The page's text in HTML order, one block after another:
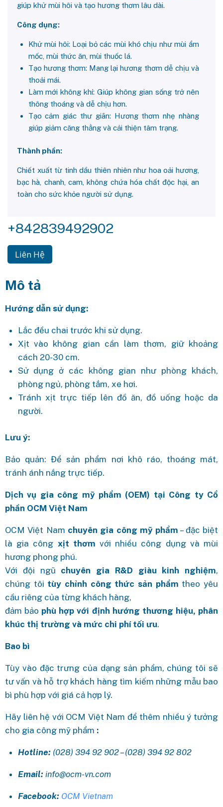
giúp khử mùi hôi và tạo hương thơm lâu dài.
Công dụng:
Khử mùi hôi: Loại bỏ các mùi khó chịu như mùi ẩm
mốc, mùi thức ăn, mùi thuốc lá.
Tạo hương thơm: Mang lại hương thơm dễ chịu và
thoải mái.
Làm mới không khí: Giúp không gian sống trở nên
thông thoáng và dễ chịu hơn.
Tạo cảm giác thư giãn: Hương thơm nhẹ nhàng
giúp giảm căng thẳng và cải thiện tâm trạng.
Thành phần:
Chiết xuất từ tinh dầu thiên nhiên như hoa oải hương,
bạc hà, chanh, cam, không chứa hóa chất độc hại, an
toàn cho sức khỏe người sử dụng.
+842839492902
Liên Hệ
Mô tả
Hướng dẫn sử dụng:
Lắc đều chai trước khi sử dụng.
Xịt vào không gian cần làm thơm, giữ khoảng
cách 20-30 cm.
Sử dụng ở các không gian như phòng khách,
phòng ngủ, phòng tắm, xe hơi.
Tránh xịt trực tiếp lên đồ ăn, đồ uống hoặc da
người.
Lưu ý:
Bảo quản: Để sản phẩm nơi khô ráo, thoáng mát,
tránh ánh nắng trực tiếp.
Dịch vụ gia công mỹ phẩm (OEM) tại Công ty Cổ
phần OCM Việt Nam
OCM Việt Nam chuyên gia công mỹ phẩm – đặc biệt
là gia công xịt thơm với nhiều công dụng và mùi
hương phong phú.
Với đội ngũ chuyên gia R&D giàu kinh nghiệm,
chúng tôi tùy chỉnh công thức sản phẩm theo yêu
cầu riêng của từng khách hàng,
đảm bảo phù hợp với định hướng thương hiệu, phân
khúc thị trường và mức chi phí tối ưu.
Bao bì
Tùy vào đặc trưng của dạng sản phẩm, chúng tôi sẽ
tư vấn và hỗ trợ khách hàng tìm kiếm những mẫu bao
bì phù hợp với giá cả hợp lý.
Hãy liên hệ với OCM Việt Nam để thêm nhiều ý tưởng
cho gia công mỹ phẩm :
Hotline:(028) 394 92 902 – (028) 394 92 802
Email:info@ocm-vn.com
Facebook: OCM Vietnam